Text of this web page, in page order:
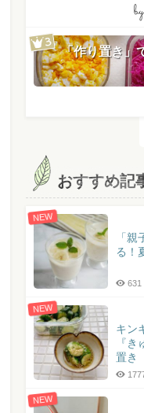
「作り置き」
おすすめ記
NEW
「
る！
631
NEW
キン
『
置き
NEW